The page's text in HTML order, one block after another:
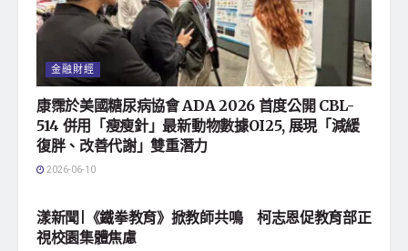
金融財經
康霈於美國糖尿病協會 ADA 2026 首度公開 CBL-
514 併用「瘦瘦針」最新動物數據OI25, 展現「減緩
復胖、改善代謝」雙重潛力
2026-06-10
漾新聞|《鐵拳教育》掀教師共鳴 柯志恩促教育部正
視校園集體焦慮